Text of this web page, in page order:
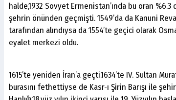
halde,1932 Sovyet Ermenistan’ında bu oran %6.3
şehrin önünden geçmişti. 1549’da da Kanuni
tarafından alındıysa da 1554’te geçici olarak
eyalet merkezi oldu.
1615’te yeniden İran’a geçti.1634’te IV. Sultan
burasını fethettiyse de Kasr-ı Şirin Barışı ile